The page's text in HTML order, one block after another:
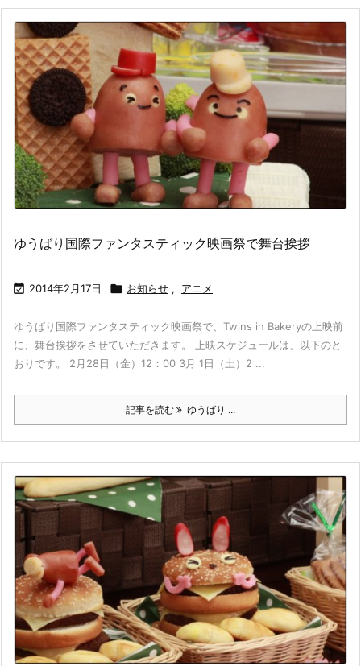
ゆうばり国際ファンタスティック映画祭で舞台挨拶
 2014年2月17日  お知らせ , アニメ
ゆうばり国際ファンタスティック映画祭で、Twins in Bakeryの上映前
に、舞台挨拶をさせていただきます。 上映スケジュールは、以下のと
おりです。 2月28日（金）12：00 3月 1日（土）2 ...
記事を読む ゆうばり ...